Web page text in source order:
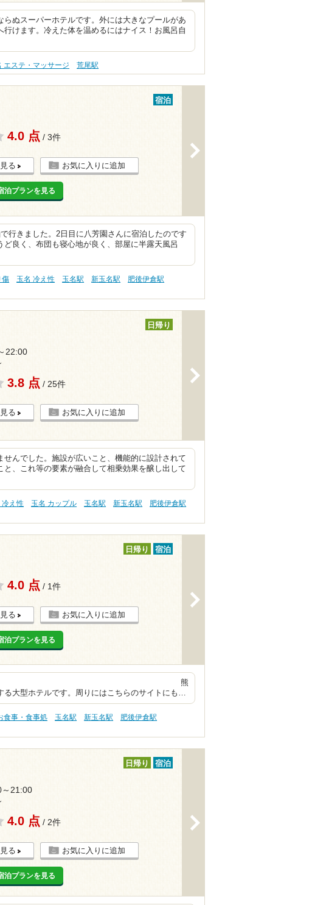
ぬスーパーホテルです。外には大きなプールがあ
けます。冷えた体を温めるにはナイス！お風呂自
エステ・マッサージ 荒尾駅
宿泊
4.0 点 / 3件
る お気に入りに追加
泊プランを見る
行きました。2日目に八芳園さんに宿泊したのです
良く、布団も寝心地が良く、部屋に半露天風呂
傷 玉名 冷え性 玉名駅 新玉名駅
肥後伊倉駅
日帰り
22:00
3.8 点 / 25件
る お気に入りに追加
んでした。施設が広いこと、機能的に設計されて
、これ等の要素が融合して相乗効果を醸し出して
冷え性 玉名 カップル 玉名駅 新玉名駅
肥後伊倉駅
日帰り 宿泊
4.0 点 / 1件
る お気に入りに追加
泊プランを見る
ドマーク的施設 熊
る大型ホテルです。周りにはこちらのサイトにも…
食事・食事処 玉名駅 新玉名駅
肥後伊倉駅
日帰り 宿泊
21:00
4.0 点 / 2件
る お気に入りに追加
泊プランを見る